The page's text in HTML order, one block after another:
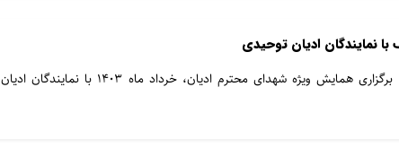
نمایندگان ادیان توحیدی
مسئولین کمیته ملی المپیک جهت برگزاری همایش ویژه شهدای محترم ادیان، خرداد ماه ۱۴۰۳ با نمایندگان ادیان